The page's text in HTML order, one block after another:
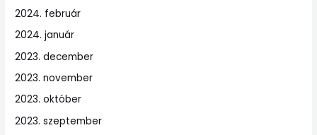
2024. február
2024. január
2023. december
2023. november
2023. október
2023. szeptember